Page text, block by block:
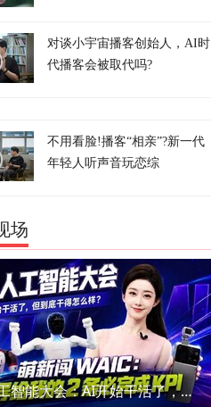
对谈小宇宙播客创始人，AI时
代播客会被取代吗?
不用看脸!播客“相亲”?新一代
年轻人听声音玩恋综
场
世界人工智能大会：AI开始干活了，但到底干的怎么样？萌新闯WAIC